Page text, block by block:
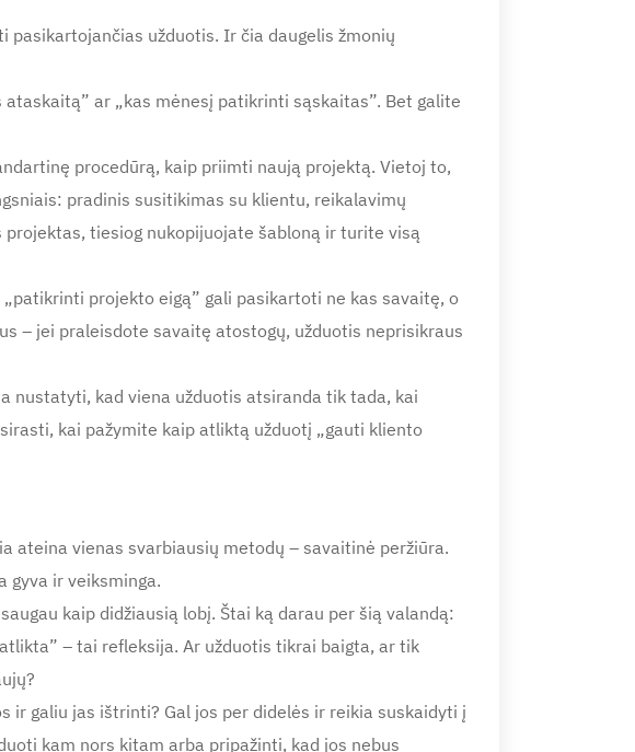
užduotis. Ir čia daugelis žmonių
ar „kas mėnesį patikrinti sąskaitas”. Bet galite
procedūrą, kaip priimti naują projektą. Vietoj to,
pradinis susitikimas su klientu, reikalavimų
tiesiog nukopijuojate šabloną ir turite visą
projekto eigą” gali pasikartoti ne kas savaitę, o
– jei praleisdote savaitę atostogų, užduotis neprisikraus
nustatyti, kad viena užduotis atsiranda tik tada, kai
kai pažymite kaip atliktą užduotį „gauti kliento
ateina vienas svarbiausių metodų – savaitinė peržiūra.
gyva ir veiksminga.
kaip didžiausią lobį. Štai ką darau per šią valandą:
– tai refleksija. Ar užduotis tikrai baigta, ar tik
ir galiu jas ištrinti? Gal jos per didelės ir reikia suskaidyti į
kam nors kitam arba pripažinti, kad jos nebus